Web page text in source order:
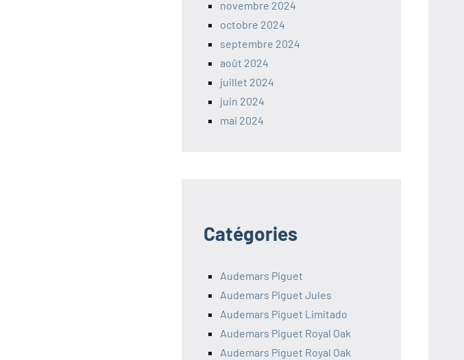
novembre 2024
octobre 2024
septembre 2024
août 2024
juillet 2024
juin 2024
mai 2024
Catégories
Audemars Piguet
Audemars Piguet Jules
Audemars Piguet Limitado
Audemars Piguet Royal Oak
Audemars Piguet Royal Oak